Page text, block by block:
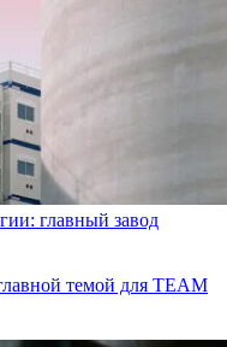
главный завод
темой для TEAM